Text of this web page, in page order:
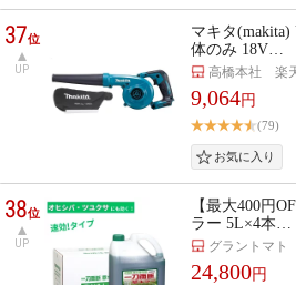
37位
UP
マキタ
体のみ 18V…
高橋本社 楽
9,064円
(79)
38位
UP
【最大400円
ラー 5L×4本…
グラントマ
24,800円